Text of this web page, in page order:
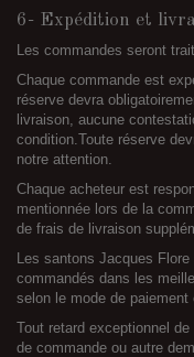
6- Expédition et
Les commandes seront
Chaque commande est
réserve devra
livraison, aucune
condition.Toute réserve
notre attention.
Chaque acheteur est
mentionnée lors de la
de frais de livraison
Les santons Jacques
commandés dans les
selon le mode de paiement
Tout retard exceptionnel
de commande ou autre